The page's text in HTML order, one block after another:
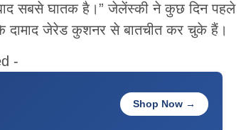
सबसे घातक है।” जेलेंस्की ने कुछ दिन पहले
दामाद जेरेड कुशनर से बातचीत कर चुके हैं।
-
Shop Now →